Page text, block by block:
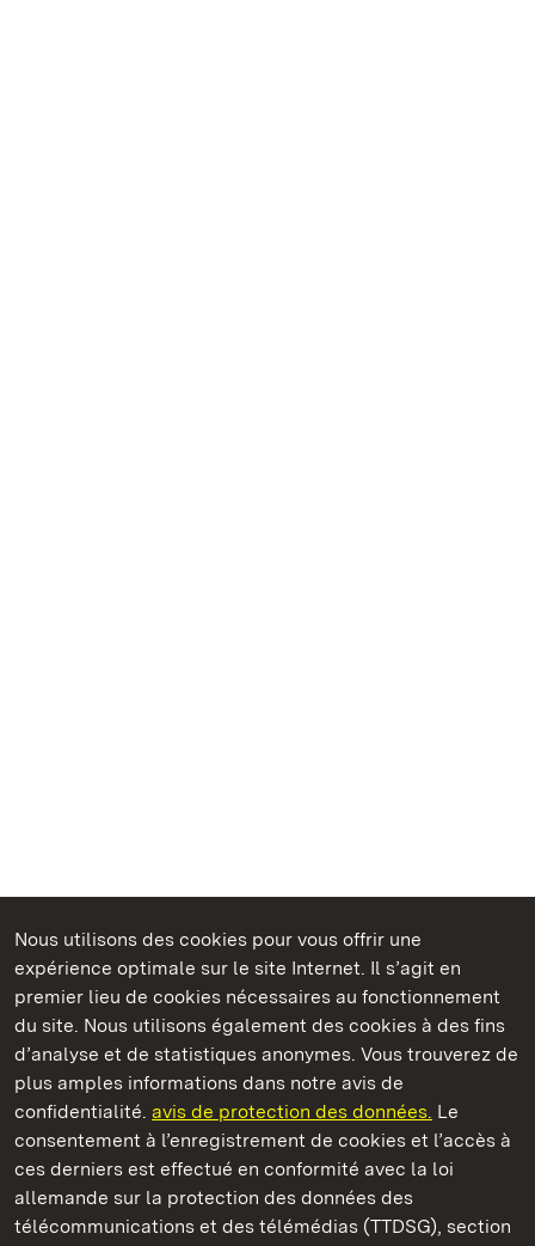
Nous utilisons des cookies pour vous offrir une
expérience optimale sur le site Internet. Il s’agit en
premier lieu de cookies nécessaires au fonctionnement
du site. Nous utilisons également des cookies à des fins
d’analyse et de statistiques anonymes. Vous trouverez de
plus amples informations dans notre avis de
confidentialité. avis de protection des données. Le
consentement à l’enregistrement de cookies et l’accès à
ces derniers est effectué en conformité avec la loi
allemande sur la protection des données des
télécommunications et des télémédias (TTDSG), section
Châteaux et jardins publics du Bade-Wurtemberg
Staatliche Schlösser und Gärten Baden‑Württemberg
Châteaux et jardins publics du Bade-Wurtemberg
ContactFAQ et réponsesMentions légales
Protection des données